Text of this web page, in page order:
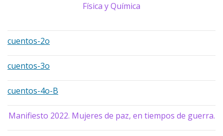
Física y Química
cuentos-2o
cuentos-3o
cuentos-4o-B
Manifiesto 2022. Mujeres de paz, en tiempos de guerra.